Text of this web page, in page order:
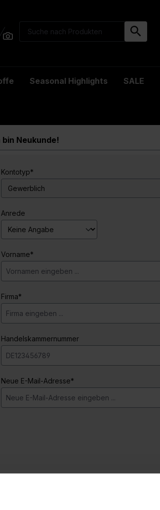
Seasonal Highlights SALE
bin Neukunde!
Persönliche Informationen
Kontotyp*
Anrede
Vorname*
Firma*
Handelskammernummer
Neue E-Mail-Adresse*